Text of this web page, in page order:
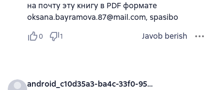
на почту эту книгу в PDF формате
oksana.bayramova.87@mail.com, spasibo
0 1 Javob berish
android_c10d35a3-ba4c-33f0-95e6-92293b3b0e40